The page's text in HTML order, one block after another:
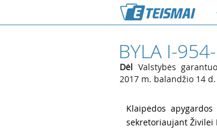
BYLA I-
Dėl Valstybės
2017 m. balandžio 14
Klaipėdos
sekretoriaujant Živilei